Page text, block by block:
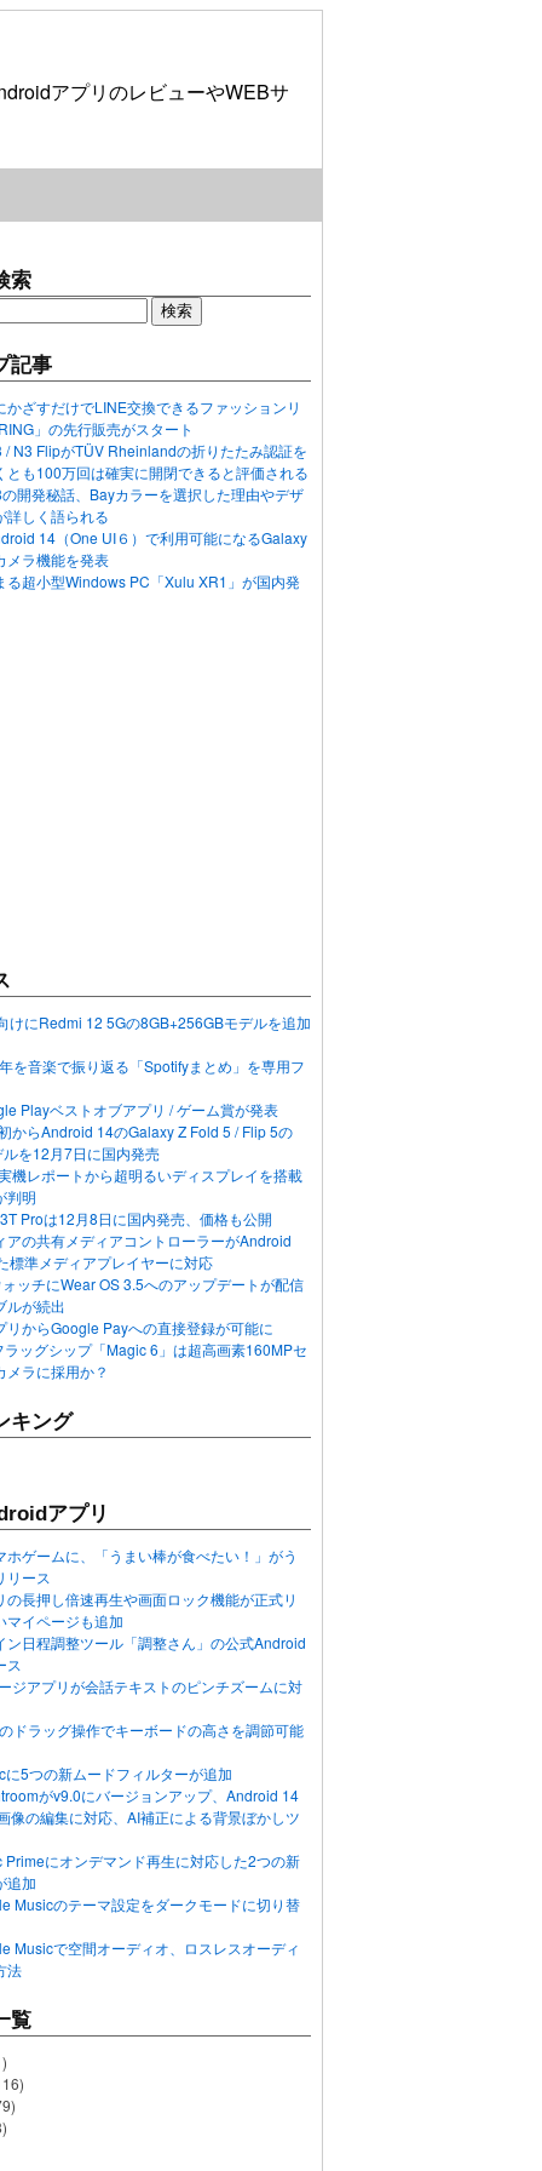
アプリのレビューやWEBサ
索
記事
かざすだけでLINE交換できるファッションリ
」の先行販売がスタート
/ N3 FlipがTÜV Rheinlandの折りたたみ認証を
とも100万回は確実に開閉できると評価される
開発秘話、Bayカラーを選択した理由やデザ
詳しく語られる
14（One UI６）で利用可能になるGalaxy
メラ機能を発表
る超小型Windows PC「Xulu XR1」が国内発
けにRedmi 12 5Gの8GB+256GBモデルを追加
を音楽で振り返る「Spotifyまとめ」を専用フ
Playベストオブアプリ / ゲーム賞が発表
からAndroid 14のGalaxy Z Fold 5 / Flip 5の
を12月7日に国内発売
機レポートから超明るいディスプレイを搭載
判明
Proは12月8日に国内発売、価格も公開
アの共有メディアコントローラーがAndroid
標準メディアプレイヤーに対応
ッチにWear OS 3.5へのアップデートが配信
ルが続出
リからGoogle Payへの直接登録が可能に
ッグシップ「Magic 6」は超高画素160MPセ
メラに採用か？
キング
アプリ
ホゲームに、「うまい棒が食べたい！」がう
リース
の長押し倍速再生や画面ロック機能が正式リ
マイページも追加
ン日程調整ツール「調整さん」の公式Android
ス
ジアプリが会話テキストのピンチズームに対
ドラッグ操作でキーボードの高さを調節可能
に5つの新ムードフィルターが追加
がv9.0にバージョンアップ、Android 14
像の編集に対応、AI補正による背景ぼかしツ
Primeにオンデマンド再生に対応した2つの新
追加
Musicのテーマ設定をダークモードに切り替
Musicで空間オーディオ、ロスレスオーディ
法
覧